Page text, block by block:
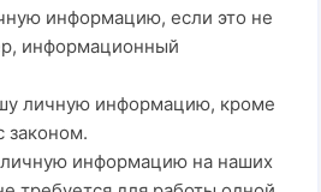
информацию, если это не
информационный
личную информацию, кроме
законом.
информацию на наших